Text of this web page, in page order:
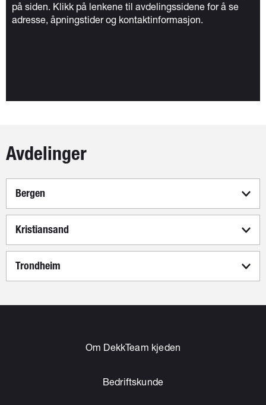
på siden. Klikk på lenkene til avdelingssidene for å se
adresse, åpningstider og kontaktinformasjon.
Avdelinger
Bergen
Kristiansand
Trondheim
Om DekkTeam kjeden
Bedriftskunde